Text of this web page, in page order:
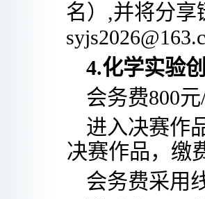
名）,并将分享
syjs2026@
4.化学实验
会务费800
进入决赛作
决赛作品， 缴
会务费采用